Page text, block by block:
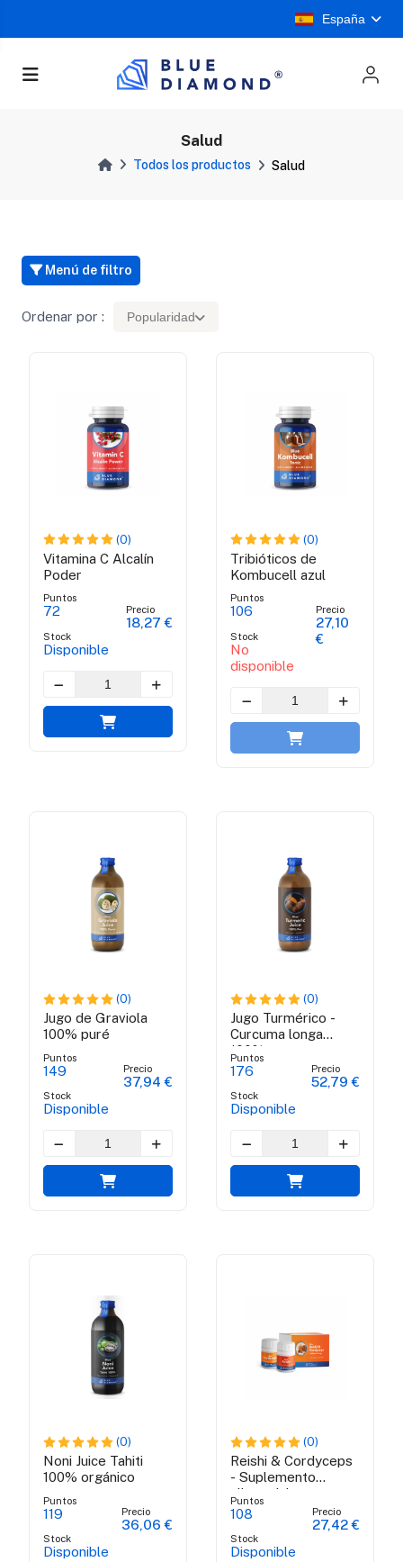
España
Salud
Todos los productos Salud
Menú de filtro
Ordenar por : Popularidad
(0)
Vitamina C Alcalín
Poder
Puntos
72
Stock
Disponible
Precio
18,27 €
(0)
Tribióticos de
Kombucell azul
Puntos
106
Stock
No
disponible
Precio
27,10
€
(0)
Jugo de Graviola
100% puré
Puntos
149
Stock
Disponible
Precio
37,94 €
(0)
Jugo Turmérico -
Curcuma longa
100% puro
Puntos
176
Stock
Disponible
Precio
52,79 €
(0)
Noni Juice Tahiti
100% orgánico
Puntos
119
Stock
Disponible
Precio
36,06 €
(0)
Reishi & Cordyceps
- Suplemento
alimenticio
Puntos
108
Stock
Disponible
Precio
27,42 €